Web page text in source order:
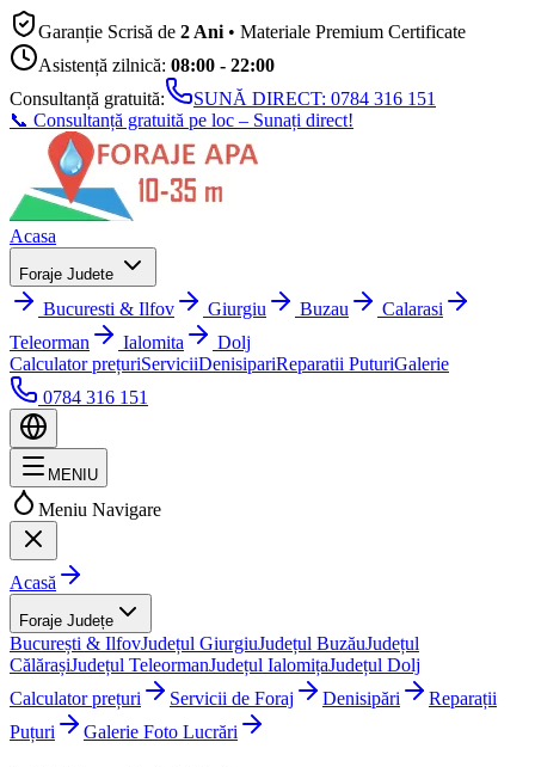
Garanție Scrisă de 2 Ani • Materiale Premium Certificate
Asistență zilnică: 08:00 - 22:00
Consultanță gratuită:
SUNĂ DIRECT: 0784 316 151
📞 Consultanță gratuită pe loc – Sunați direct!
Acasa
Foraje Judete
Bucuresti & Ilfov Giurgiu Buzau
Calarasi
Teleorman
Ialomita
Dolj
Calculator prețuriServiciiDenisipariReparatii PuturiGalerie
0784 316 151
MENIU
Meniu Navigare
Acasă
Foraje Județe
București & IlfovJudețul GiurgiuJudețul BuzăuJudețul
CălărașiJudețul TeleormanJudețul IalomițaJudețul Dolj
Calculator prețuri
Servicii de Foraj Denisipări
Reparații
Puțuri
Galerie Foto Lucrări